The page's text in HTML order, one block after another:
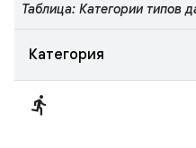
Таблица: Категории типов
Категория
directions_run